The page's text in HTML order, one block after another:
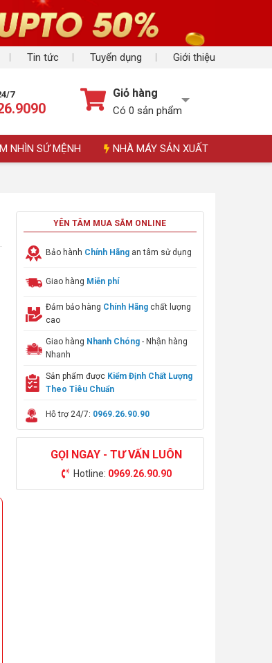
Tin tức Tuyển dụng Giới thiệu
7 Giỏ hàng
Có 0 sản phẩm
NHÌN SỨ MỆNH NHÀ MÁY SẢN XUẤT
YÊN TÂM MUA SẮM ONLINE
Bảo hành Chính Hãng an tâm sử dụng
Giao hàng Miễn phí
Đảm bảo hàng Chính Hãngchất lượng
cao
Giao hàng Nhanh Chóng- Nhận hàng
Nhanh
Sản phẩm được Kiểm Định Chất Lượng
Theo Tiêu Chuẩn
Hỗ trợ 24/7: 0969.26.90.90
GỌI NGAY - TƯ VẤN LUÔN
Hotline: 0969.26.90.90